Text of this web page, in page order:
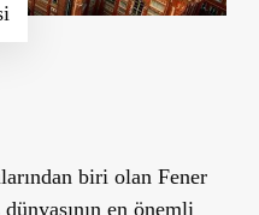
biri olan Fener
en önemli